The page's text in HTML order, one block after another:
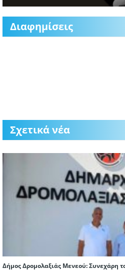
Διαφημίσεις
Σχετικά νέα
Δήμος Δρομολαξιάς Μενεού: Συνεχάρη